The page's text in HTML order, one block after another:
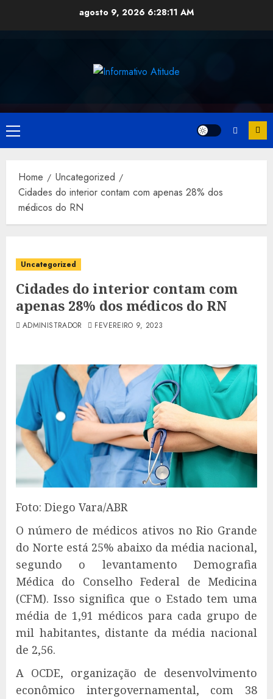
agosto 9, 2026 6:28:11 AM
Primary
Menu
Home
Uncategorized
Cidades do interior contam com apenas 28% dos
médicos do RN
Uncategorized
Cidades do interior contam com
apenas 28% dos médicos do RN
ADMINISTRADOR FEVEREIRO 9, 2023
Foto: Diego Vara/ABR
O número de médicos ativos no Rio Grande
do Norte está 25% abaixo da média nacional,
segundo o levantamento Demografia
Médica do Conselho Federal de Medicina
(CFM). Isso significa que o Estado tem uma
média de 1,91 médicos para cada grupo de
mil habitantes, distante da média nacional
de 2,56.
A OCDE, organização de desenvolvimento
econômico intergovernamental, com 38